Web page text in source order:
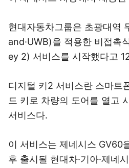
현대자동차그룹은 초광대역
and·UWB)을 적용한 비접촉
ey 2) 서비스를 시작했다고
디지털 키2 서비스란 스마트
드 키로 차량의 도어를 열고
서비스다.
이 서비스는 제네시스 GV60
후 출시될 현대차·기아·제네